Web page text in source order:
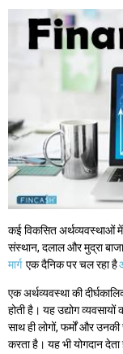
कई विकसित अर्थव्यवस्थाओं
संस्थान, दलाल और मुद्रा
मार्ग एक दैनिक पर चल रहा है
एक अर्थव्यवस्था की
होती है। यह उद्योग
साथ ही लोगों, फर्मों और उनकी
करता है। यह भी योगदान देता